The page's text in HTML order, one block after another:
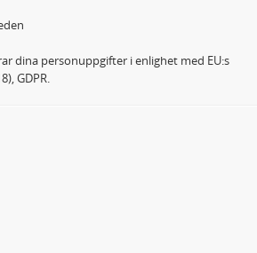
dina personuppgifter i enlighet med EU:s
GDPR.